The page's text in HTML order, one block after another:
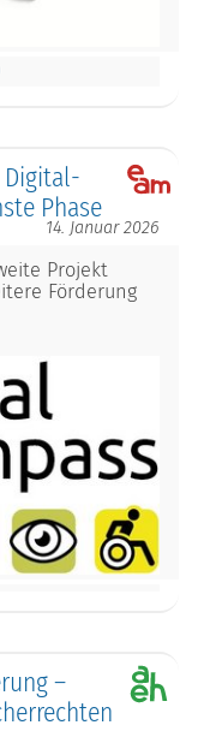
Digital-
Phase
14. Januar 2026
Projekt
Förderung
–